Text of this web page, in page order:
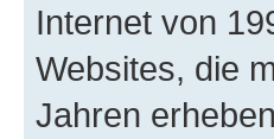
Internet von
Websites, die
Jahren